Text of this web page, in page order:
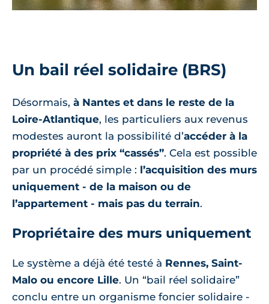
Un bail réel solidaire (BRS)
Désormais, à Nantes et dans le reste de la
Loire-Atlantique, les particuliers aux revenus
modestes auront la possibilité d’accéder à la
propriété à des prix “cassés”. Cela est possible
par un procédé simple : l’acquisition des murs
uniquement - de la maison ou de
l’appartement - mais pas du terrain.
Propriétaire des murs uniquement
Le système a déjà été testé à Rennes, Saint-
Malo ou encore Lille. Un “bail réel solidaire”
conclu entre un organisme foncier solidaire -